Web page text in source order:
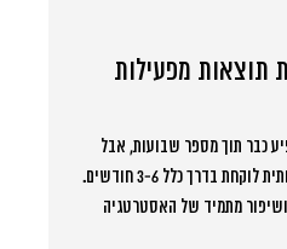
תוצאות מפעילות
כבר תוך מספר שבועות, אבל
בניית נוכחות דיגיטלית משמעותית לוקחת בדרך כלל 3-6 חודשים.
מתמיד של האסטרטגיה